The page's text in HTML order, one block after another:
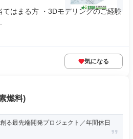
はまる方 ・3Dモデリングのご経験
気になる
燃料)
る最先端開発プロジェクト／年間休日